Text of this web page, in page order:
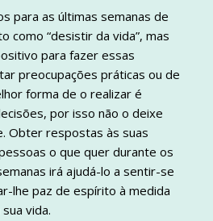
para as últimas semanas de
como “desistir da vida”, mas
para fazer essas
preocupações práticas ou de
forma de o realizar é
por isso não o deixe
Obter respostas às suas
o que quer durante os
irá ajudá-lo a sentir-se
lhe paz de espírito à medida
vida.